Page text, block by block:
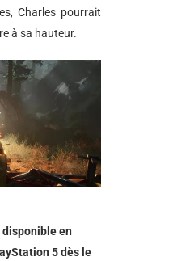
Charles pourrait
à sa hauteur.
disponible en
5 dès le